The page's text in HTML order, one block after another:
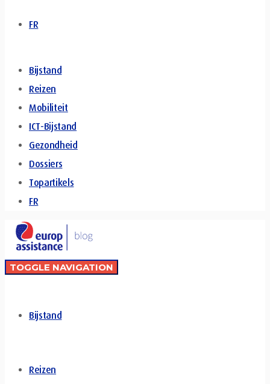
FR
Bijstand
Reizen
Mobiliteit
ICT-Bijstand
Gezondheid
Dossiers
Topartikels
FR
TOGGLE NAVIGATION
Bijstand
Reizen